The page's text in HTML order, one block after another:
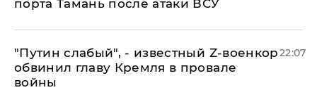
порта Тамань после атаки ВСУ
​"Путин слабый", - известный Z-военкор
обвинил главу Кремля в провале
войны
22:07